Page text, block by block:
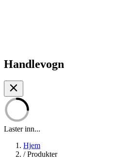
Handlevogn
Laster inn...
Hjem
/ Produkter